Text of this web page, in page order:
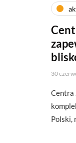
30
Centra
Polski,